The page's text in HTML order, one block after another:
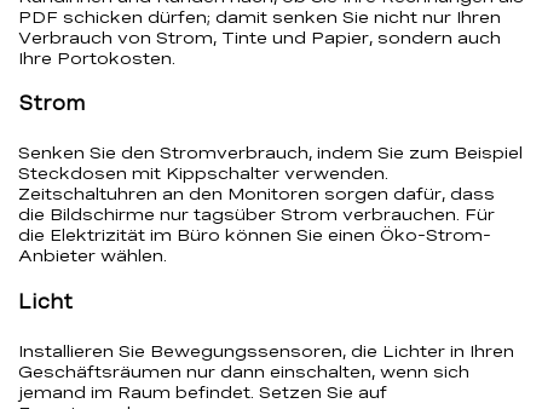
PDF schicken dürfen; damit senken Sie nicht nur Ihren
Verbrauch von Strom, Tinte und Papier, sondern auch
Ihre Portokosten.
Strom
Senken Sie den Stromverbrauch, indem Sie zum Beispiel
Steckdosen mit Kippschalter verwenden.
Zeitschaltuhren an den Monitoren sorgen dafür, dass
die Bildschirme nur tagsüber Strom verbrauchen. Für
die Elektrizität im Büro können Sie einen Öko-Strom-
Anbieter wählen.
Licht
Installieren Sie Bewegungssensoren, die Lichter in Ihren
Geschäftsräumen nur dann einschalten, wenn sich
jemand im Raum befindet. Setzen Sie auf